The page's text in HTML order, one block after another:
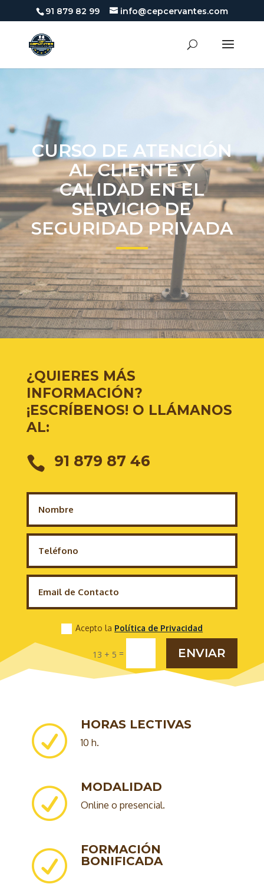
91 879 82 99 info@cepcervantes.com
CURSO DE ATENCIÓN
AL CLIENTE Y
CALIDAD EN EL
SERVICIO DE
SEGURIDAD PRIVADA
¿QUIERES MÁS
INFORMACIÓN?
¡ESCRÍBENOS! O LLÁMANOS
AL:
 91 879 87 46
Acepto la Política de Privacidad
13 + 5 = ENVIAR
R HORAS LECTIVAS
10 h.
R MODALIDAD
Online o presencial.
R
FORMACIÓN
BONIFICADA